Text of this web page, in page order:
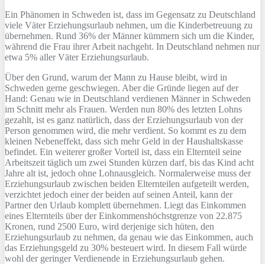
Ein Phänomen in Schweden ist, dass im Gegensatz zu Deutschland
viele Väter Erziehungsurlaub nehmen, um die Kinderbetreuung zu
übernehmen. Rund 36% der Männer kümmern sich um die Kinder,
während die Frau ihrer Arbeit nachgeht. In Deutschland nehmen nur
etwa 5% aller Väter Erziehungsurlaub.
Über den Grund, warum der Mann zu Hause bleibt, wird in
Schweden gerne geschwiegen. Aber die Gründe liegen auf der
Hand: Genau wie in Deutschland verdienen Männer in Schweden
im Schnitt mehr als Frauen. Werden nun 80% des letzten Lohns
gezahlt, ist es ganz natürlich, dass der Erziehungsurlaub von der
Person genommen wird, die mehr verdient. So kommt es zu dem
kleinen Nebeneffekt, dass sich mehr Geld in der Haushaltskasse
befindet. Ein weiterer großer Vorteil ist, dass ein Elternteil seine
Arbeitszeit täglich um zwei Stunden kürzen darf, bis das Kind acht
Jahre alt ist, jedoch ohne Lohnausgleich. Normalerweise muss der
Erziehungsurlaub zwischen beiden Elternteilen aufgeteilt werden,
verzichtet jedoch einer der beiden auf seinen Anteil, kann der
Partner den Urlaub komplett übernehmen. Liegt das Einkommen
eines Elternteils über der Einkommenshöchstgrenze von 22.875
Kronen, rund 2500 Euro, wird derjenige sich hüten, den
Erziehungsurlaub zu nehmen, da genau wie das Einkommen, auch
das Erziehungsgeld zu 30% besteuert wird. In diesem Fall würde
wohl der geringer Verdienende in Erziehungsurlaub gehen.